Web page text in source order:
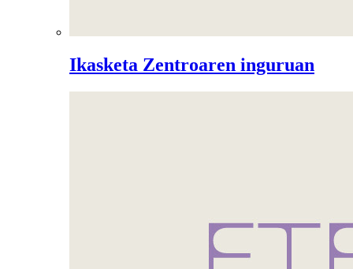
Ikasketa Zentroaren inguruan